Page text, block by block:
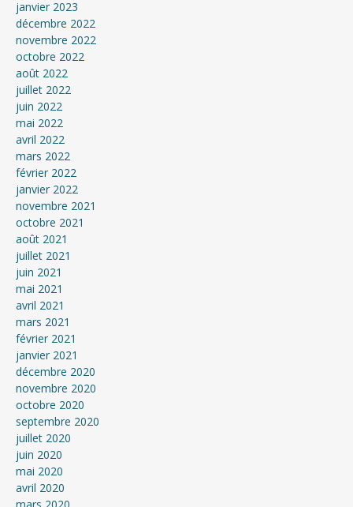
janvier 2023
décembre 2022
novembre 2022
octobre 2022
août 2022
juillet 2022
juin 2022
mai 2022
avril 2022
mars 2022
février 2022
janvier 2022
novembre 2021
octobre 2021
août 2021
juillet 2021
juin 2021
mai 2021
avril 2021
mars 2021
février 2021
janvier 2021
décembre 2020
novembre 2020
octobre 2020
septembre 2020
juillet 2020
juin 2020
mai 2020
avril 2020